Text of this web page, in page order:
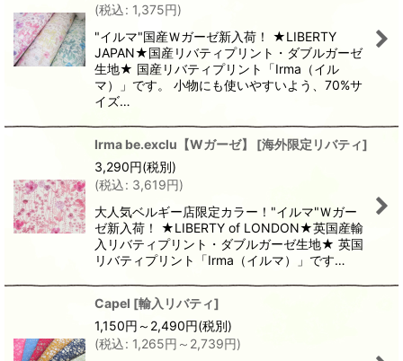
(税込: 1,375円)
"イルマ"国産Ｗガーゼ新入荷！ ★LIBERTY
JAPAN★国産リバティプリント・ダブルガーゼ
生地★ 国産リバティプリント「Irma（イル
マ）」です。 小物にも使いやすいよう、70%サ
イズ…
Irma be.exclu【Wガーゼ】 [海外限定リバティ]
3,290円(税別)
(税込: 3,619円)
大人気ベルギー店限定カラー！"イルマ"Ｗガー
ゼ新入荷！ ★LIBERTY of LONDON★英国産輸
入リバティプリント・ダブルガーゼ生地★ 英国
リバティプリント「Irma（イルマ）」です…
Capel [輸入リバティ]
1,150円 ～2,490円(税別)
(税込: 1,265円 ～2,739円)